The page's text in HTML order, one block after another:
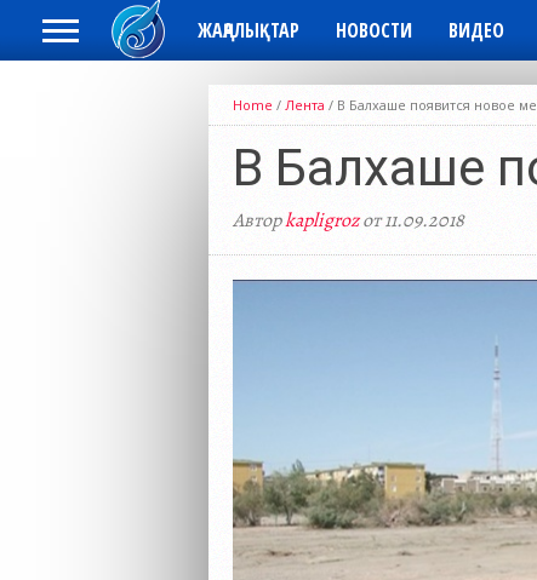
ЖАҢАЛЫҚТАР НОВОСТИ ВИДЕО
Home / Лента / В Балхаше появится новое
В Балхаше
Авторkapligrozот 11.09.2018